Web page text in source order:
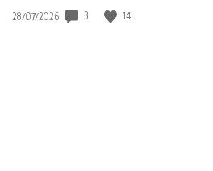
Date
28/07/2026 3 14